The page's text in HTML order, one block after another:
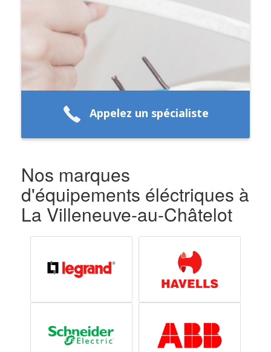
Appelez un spécialiste
Nos marques
d'équipements éléctriques à
La Villeneuve-au-Châtelot